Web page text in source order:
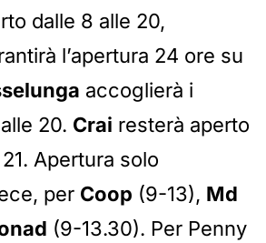
dalle 8 alle 20,
l’apertura 24 ore su
accoglierà i
20. Crai resterà aperto
Apertura solo
per Coop (9-13), Md
(9-13.30). Per Penny